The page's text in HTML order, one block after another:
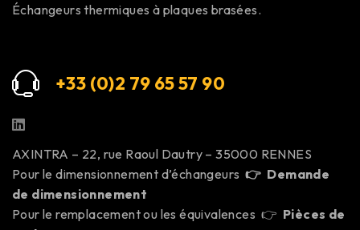
Échangeurs thermiques à plaques brasées.
+33 (0)2 79 65 57 90
AXINTRA – 22, rue Raoul Dautry – 35000 RENNES
Pour le dimensionnement d’échangeurs👉 Demande
de dimensionnement
Pour le remplacement ou les équivalences 👉 Pièces de